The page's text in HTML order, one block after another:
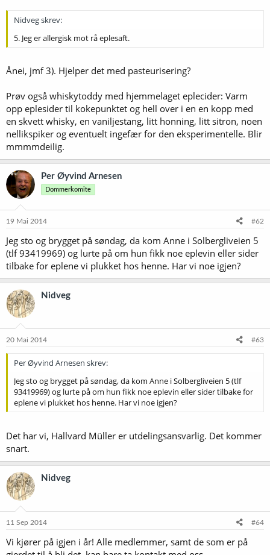
Nidveg skrev:
5. Jeg er allergisk mot rå eplesaft.
Ånei, jmf 3). Hjelper det med pasteurisering?
Prøv også whiskytoddy med hjemmelaget eplecider: Varm
opp eplesider til kokepunktet og hell over i en en kopp med
en skvett whisky, en vaniljestang, litt honning, litt sitron, noen
nellikspiker og eventuelt ingefær for den eksperimentelle. Blir
mmmmdeilig.
Per Øyvind Arnesen
Dommerkomite
19 Mai 2014 #62
Jeg sto og brygget på søndag, da kom Anne i Solbergliveien 5
(tlf 93419969) og lurte på om hun fikk noe eplevin eller sider
tilbake for eplene vi plukket hos henne. Har vi noe igjen?
Nidveg
20 Mai 2014 #63
Per Øyvind Arnesen skrev:
Jeg sto og brygget på søndag, da kom Anne i Solbergliveien 5 (tlf
93419969) og lurte på om hun fikk noe eplevin eller sider tilbake for
eplene vi plukket hos henne. Har vi noe igjen?
Det har vi, Hallvard Müller er utdelingsansvarlig. Det kommer
snart.
Nidveg
11 Sep 2014 #64
Vi kjører på igjen i år! Alle medlemmer, samt de som er på